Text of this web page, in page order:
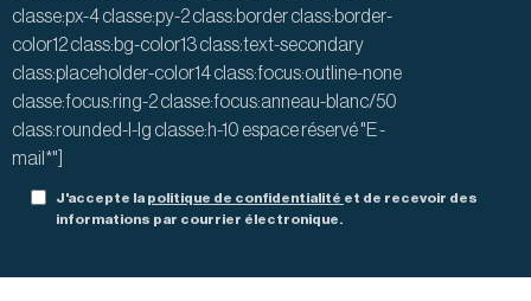
classe:px-4 classe:py-2 class:border class:border-
color12 class:bg-color13 class:text-secondary
class:placeholder-color14 class:focus:outline-none
classe:focus:ring-2 classe:focus:anneau-blanc/50
class:rounded-l-lg classe:h-10 espace réservé "E -
mail*"]
Consentement à la protection de la vie privée
J'accepte la politique de confidentialité et de recevoir des
informations par courrier électronique.